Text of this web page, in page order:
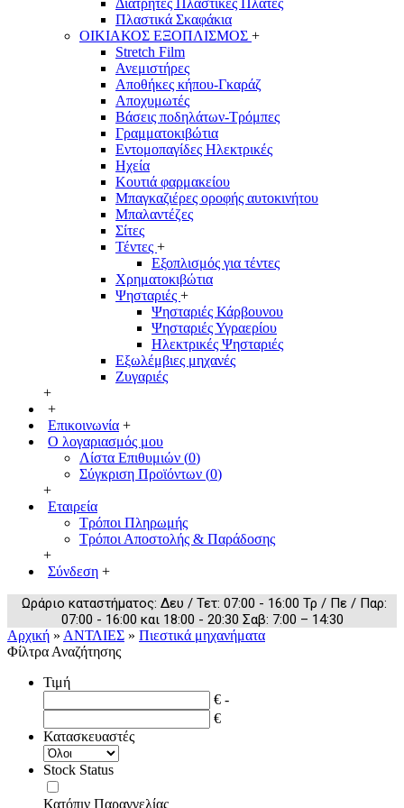
Διάτρητες Πλαστικές Πλάτες
Πλαστικά Σκαφάκια
ΟΙΚΙΑΚΟΣ ΕΞΟΠΛΙΣΜΟΣ +
Stretch Film
Ανεμιστήρες
Αποθήκες κήπου-Γκαράζ
Αποχυμωτές
Βάσεις ποδηλάτων-Τρόμπες
Γραμματοκιβώτια
Εντομοπαγίδες Ηλεκτρικές
Ηχεία
Κουτιά φαρμακείου
Μπαγκαζιέρες οροφής αυτοκινήτου
Μπαλαντέζες
Σίτες
Τέντες +
Εξοπλισμός για τέντες
Χρηματοκιβώτια
Ψησταριές +
Ψησταριές Κάρβουνου
Ψησταριές Υγραερίου
Ηλεκτρικές Ψησταριές
Εξωλέμβιες μηχανές
Ζυγαριές
+
+
Επικοινωνία +
Ο λογαριασμός μου
Λίστα Επιθυμιών (0)
Σύγκριση Προϊόντων (0)
+
Εταιρεία
Τρόποι Πληρωμής
Τρόποι Αποστολής & Παράδοσης
+
Σύνδεση +
Ωράριο καταστήματος: Δευ / Τετ: 07:00 - 16:00 Τρ / Πε / Παρ:
07:00 - 16:00 και 18:00 - 20:30 Σαβ: 7:00 – 14:30
Αρχική » ΑΝΤΛΙΕΣ » Πιεστικά μηχανήματα
Φίλτρα Αναζήτησης
Τιμή
€ -
€
Κατασκευαστές
Stock Status
Κατόπιν Παραγγελίας